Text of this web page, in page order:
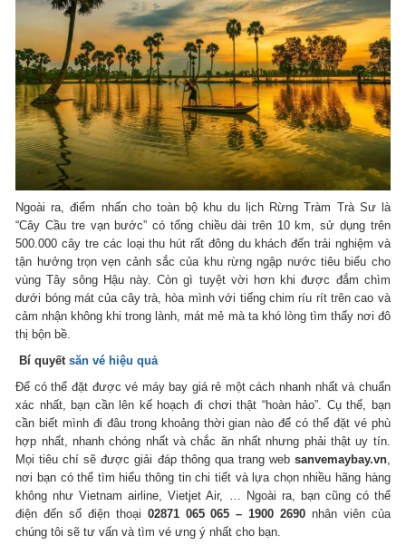
Ngoài ra, điểm nhấn cho toàn bộ khu du lịch Rừng Tràm Trà Sư là
“Cây Cầu tre vạn bước” có tổng chiều dài trên 10 km, sử dụng trên
500.000 cây tre các loại thu hút rất đông du khách đến trải nghiệm và
tận hưởng trọn vẹn cảnh sắc của khu rừng ngập nước tiêu biểu cho
vùng Tây sông Hậu này. Còn gì tuyệt vời hơn khi được đắm chìm
dưới bóng mát của cây trà, hòa mình với tiếng chim ríu rít trên cao và
cảm nhận không khi trong lành, mát mẻ mà ta khó lòng tìm thấy nơi đô
thị bộn bề.
Bí quyếtsăn vé hiệu quả
Để có thể đặt được vé máy bay giá rẻ một cách nhanh nhất và chuẩn
xác nhất, bạn cần lên kế hoạch đi chơi thật “hoàn hảo”. Cụ thể, bạn
cần biết mình đi đâu trong khoảng thời gian nào để có thể đặt vé phù
hợp nhất, nhanh chóng nhất và chắc ăn nhất nhưng phải thật uy tín.
Mọi tiêu chí sẽ được giải đáp thông qua trang web sanvemaybay.vn,
nơi bạn có thể tìm hiểu thông tin chi tiết và lựa chọn nhiều hãng hàng
không như Vietnam airline, Vietjet Air, … Ngoài ra, bạn cũng có thể
điện đến số điện thoại 02871 065 065 – 1900 2690 nhân viên của
chúng tôi sẽ tư vấn và tìm vé ưng ý nhất cho bạn.